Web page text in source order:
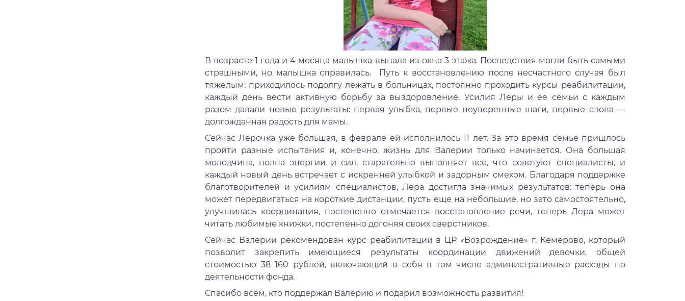
В возрасте 1 года и 4 месяца малышка выпала из окна 3 этажа. Последствия могли быть самыми
страшными, но малышка справилась. Путь к восстановлению после несчастного случая был
тяжелым: приходилось подолгу лежать в больницах, постоянно проходить курсы реабилитации,
каждый день вести активную борьбу за выздоровление. Усилия Леры и ее семьи с каждым
разом давали новые результаты: первая улыбка, первые неуверенные шаги, первые слова —
долгожданная радость для мамы.
Сейчас Лерочка уже большая, в феврале ей исполнилось 11 лет. За это время семье пришлось
пройти разные испытания и, конечно, жизнь для Валерии только начинается. Она большая
молодчина, полна энергии и сил, старательно выполняет все, что советуют специалисты, и
каждый новый день встречает с искренней улыбкой и задорным смехом. Благодаря поддержке
благотворителей и усилиям специалистов, Лера достигла значимых результатов: теперь она
может передвигаться на короткие дистанции, пусть еще на небольшие, но зато самостоятельно,
улучшилась координация, постепенно отмечается восстановление речи, теперь Лера может
читать любимые книжки, постепенно догоняя своих сверстников.
Сейчас Валерии рекомендован курс реабилитации в ЦР «Возрождение» г. Кемерово, который
позволит закрепить имеющиеся результаты координации движений девочки, общей
стоимостью 38 160 рублей, включающий в себя в том числе административные расходы по
деятельности фонда.
Спасибо всем, кто поддержал Валерию и подарил возможность развития!